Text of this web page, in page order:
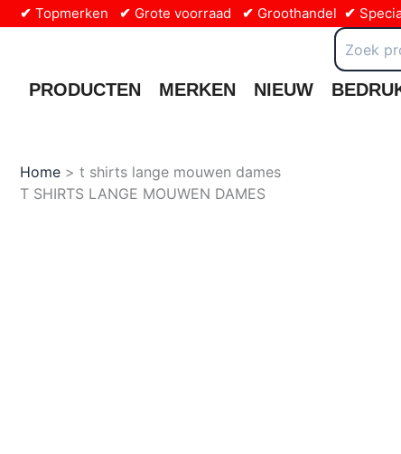
inhoud
✔ Topmerken ✔ Grote voorraad ✔ Groothandel ✔
Zoeken
naar:
PRODUCTEN MERKEN NIEUW
Home
t shirts lange mouwen dames
T SHIRTS LANGE MOUWEN DAMES